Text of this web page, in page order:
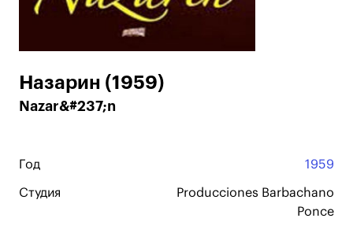
Назарин (1959)
Nazar&#237;n
Год 1959
Студия
Producciones Barbachano
Ponce